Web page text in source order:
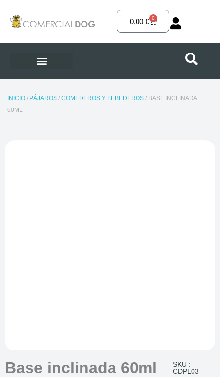
contenido
0,00€ 0
Carrito
INICIO/ PÁJAROS/ COMEDEROS Y BEBEDEROS/ BASE INCLINADA
60ML
Base inclinada 60ml
SKU :
CDPL03